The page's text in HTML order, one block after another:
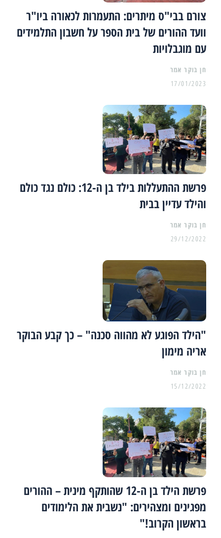
צורם בבי"ס מיתרים: התעמרות לכאורה ביו"ר
וועד ההורים של בית הספר על חשבון התלמידים
עם מוגבלויות
17/01/2023
פרשת ההתעללות בילד בן ה-12: כולם נגד כולם
והילד עדיין בבית
29/12/2022
"הילד הפוגע לא מהווה סכנה" – כך קבע הבוקר
אריה מימון
15/12/2022
פרשת הילד בן ה-12 שהותקף מינית – ההורים
מפגינים ומצהירים: "נשבית את הלימודים
בראשון הקרוב!"